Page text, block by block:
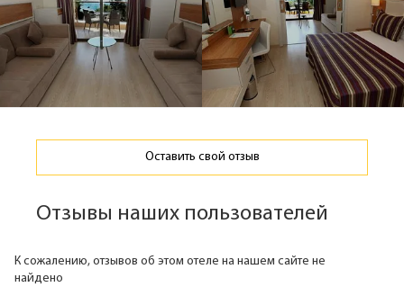
Оставить свой отзыв
Отзывы наших пользователей
К сожалению, отзывов об этом отеле на нашем сайте не
найдено